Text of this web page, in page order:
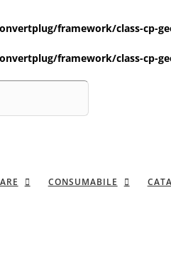
framework/class-cp-
framework/class-cp-
CONSUMABILE